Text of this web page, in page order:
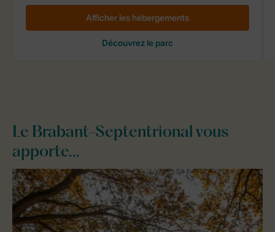
Le Brabant-Septentrional vous
apporte...